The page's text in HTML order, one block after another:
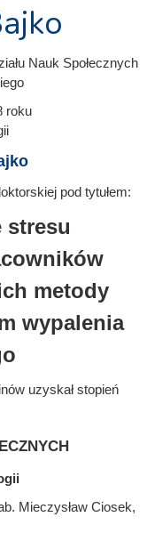
Nauk Społecznych
roku
pod tytułem:
stresu
metody
wypalenia
uzyskał stopień
Mieczysław Ciosek,